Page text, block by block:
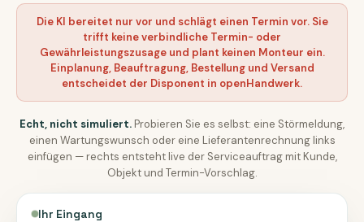
Die KI bereitet nur vor und schlägt einen Termin vor. Sie
trifft keine verbindliche Termin- oder
Gewährleistungszusage und plant keinen Monteur ein.
Einplanung, Beauftragung, Bestellung und Versand
entscheidet der Disponent in openHandwerk.
Echt, nicht simuliert. Probieren Sie es selbst: eine Störmeldung,
einen Wartungswunsch oder eine Lieferantenrechnung links
einfügen — rechts entsteht live der Serviceauftrag mit Kunde,
Objekt und Termin-Vorschlag.
Ihr Eingang